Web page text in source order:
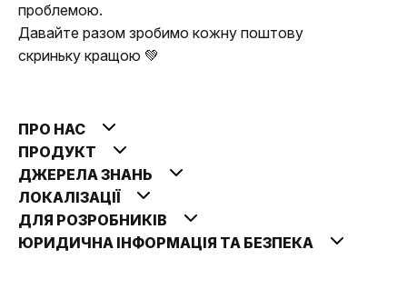
проблемою.
Давайте разом зробимо кожну поштову
скриньку кращою 💚
ПРО НАС
ПРОДУКТ
ДЖЕРЕЛА ЗНАНЬ
ЛОКАЛІЗАЦІЇ
ДЛЯ РОЗРОБНИКІВ
ЮРИДИЧНА ІНФОРМАЦІЯ ТА БЕЗПЕКА